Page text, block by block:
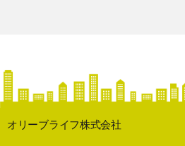
オリーブライフ株式会社